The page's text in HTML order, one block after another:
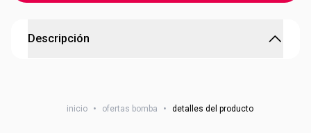
Descripción
Nota ofaltiva amaderada aromatica intensidad media.
inicio • ofertas bomba • detalles del producto